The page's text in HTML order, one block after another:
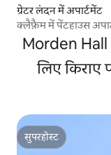
ग्रेटर लंदन में अपार्टमेंट
क्लैफ़ैम में पेंटहाउस
Morden Hall
लिए किराए
सुपरहोस्ट
सुपरहोस्ट